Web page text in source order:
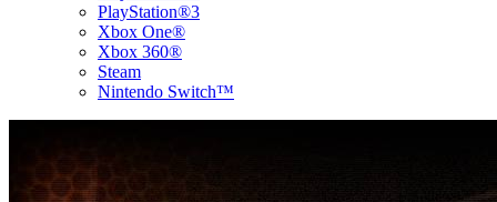
PlayStation®3
Xbox One®
Xbox 360®
Steam
Nintendo Switch™